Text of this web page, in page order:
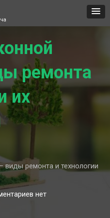
ремонта
их
виды ремонта и технологии
кнет